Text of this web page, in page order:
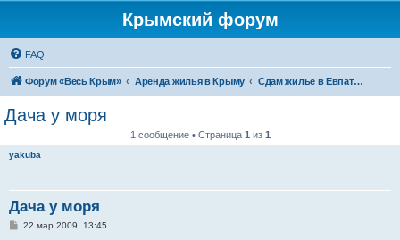
Крымский форум
FAQ
Форум «Весь Крым» Аренда жилья в Крыму Сдам жилье в Евпатории, Саках
Дача у моря
1 сообщение • Страница 1 из 1
yakuba
Дача у моря
С22 мар 2009, 13:45